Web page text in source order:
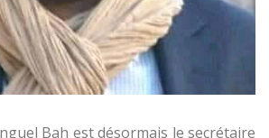
Bah est désormais le secrétaire